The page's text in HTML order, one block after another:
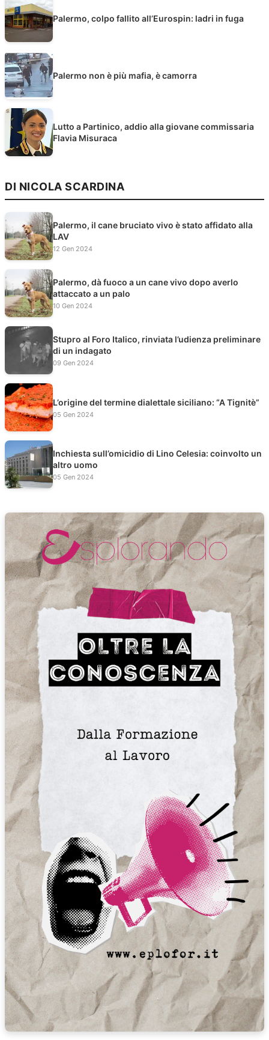
Palermo, colpo fallito all’Eurospin: ladri in fuga
Palermo non è più mafia, è camorra
Lutto a Partinico, addio alla giovane commissaria
Flavia Misuraca
DI NICOLA SCARDINA
Palermo, il cane bruciato vivo è stato affidato alla
LAV
12 Gen 2024
Palermo, dà fuoco a un cane vivo dopo averlo
attaccato a un palo
10 Gen 2024
Stupro al Foro Italico, rinviata l’udienza preliminare
di un indagato
09 Gen 2024
L’origine del termine dialettale siciliano: “A Tignitè”
05 Gen 2024
Inchiesta sull’omicidio di Lino Celesia: coinvolto un
altro uomo
05 Gen 2024